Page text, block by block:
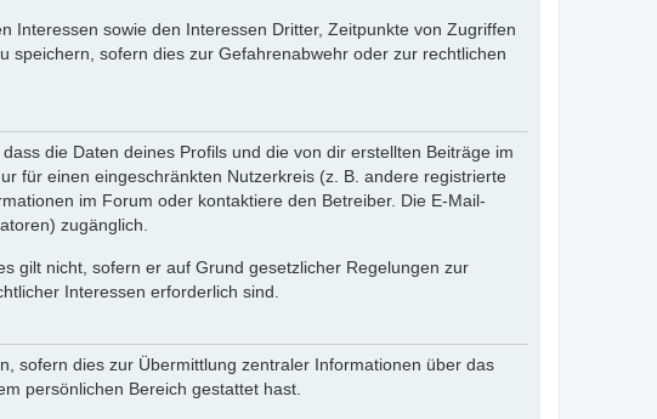
Interessen sowie den Interessen Dritter, Zeitpunkte von Zugriffen
speichern, sofern dies zur Gefahrenabwehr oder zur rechtlichen
die Daten deines Profils und die von dir erstellten Beiträge im
für einen eingeschränkten Nutzerkreis (z. B. andere registrierte
im Forum oder kontaktiere den Betreiber. Die E-Mail-
zugänglich.
gilt nicht, sofern er auf Grund gesetzlicher Regelungen zur
Interessen erforderlich sind.
sofern dies zur Übermittlung zentraler Informationen über das
persönlichen Bereich gestattet hast.